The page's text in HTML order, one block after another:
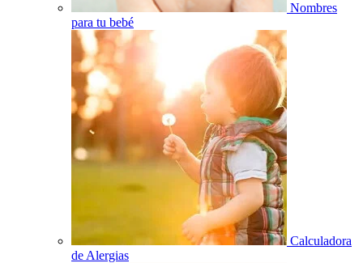
Nombres
para tu bebé
Calculadora
de Alergias